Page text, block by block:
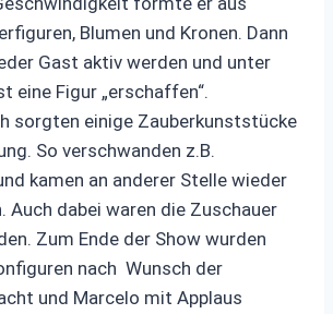
Blumen und Kronen. Dann
Gast aktiv werden und unter
eine Figur „erschaffen“.
sorgten einige Zauberkunststücke
So verschwanden z.B.
kamen an anderer Stelle wieder
Auch dabei waren die Zuschauer
Zum Ende der Show wurden
nach Wunsch der
und Marcelo mit Applaus